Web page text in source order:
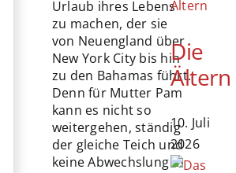
Urlaub ihres Lebens
zu machen, der sie
von Neuengland über
New York City bis hin
zu den Bahamas führt.
Denn für Mutter Pam
kann es nicht so
weitergehen, ständig
der gleiche Teich und
keine Abwechslung in
Die
Ältern
10. Juli
2026